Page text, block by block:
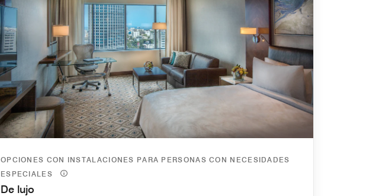
OPCIONES CON INSTALACIONES PARA PERSONAS CON NECESIDADES
ESPECIALES
De lujo